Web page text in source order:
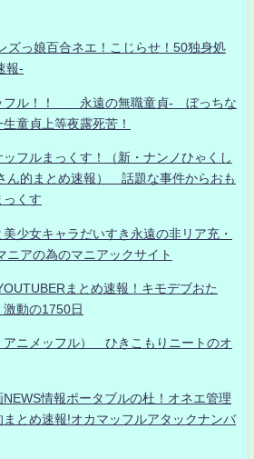
ズっ娘百合ネエ！こじらせ！50独身処
報-
フル！！ 永遠の無職童貞- ぼっちな
童貞上等夜露死苦！
フルまっくす！（新・ナンノひゃくし
ん的まとめ速報） 話題な事件からおも
っくす
少女キャラだいすき永遠の非リア充・
ニアの為のマニアックサイト
まとめ速報！キモデブおた
動の1750日
アニメッフル） ひきこもりニートのオ
情報ポータブルの杜！オネエ管理
まとめ速報!オカマッフルアタックナンバ